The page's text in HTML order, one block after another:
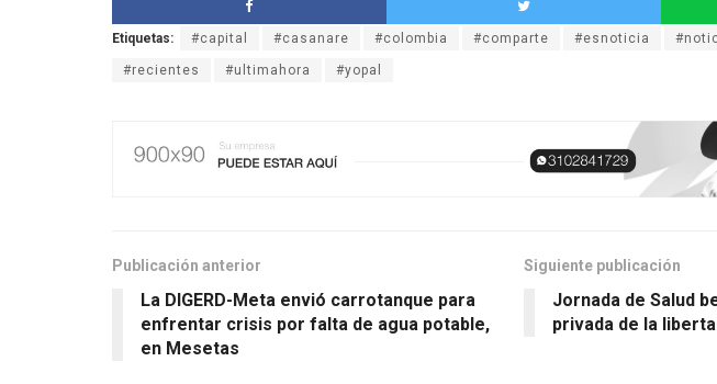
Etiquetas: #capital #casanare #colombia #comparte #esnoticia
#recientes #ultimahora #yopal
Publicación anterior
La DIGERD-Meta envió carrotanque para
enfrentar crisis por falta de agua potable,
en Mesetas
Siguiente publicación
Jornada de Salud
privada de la